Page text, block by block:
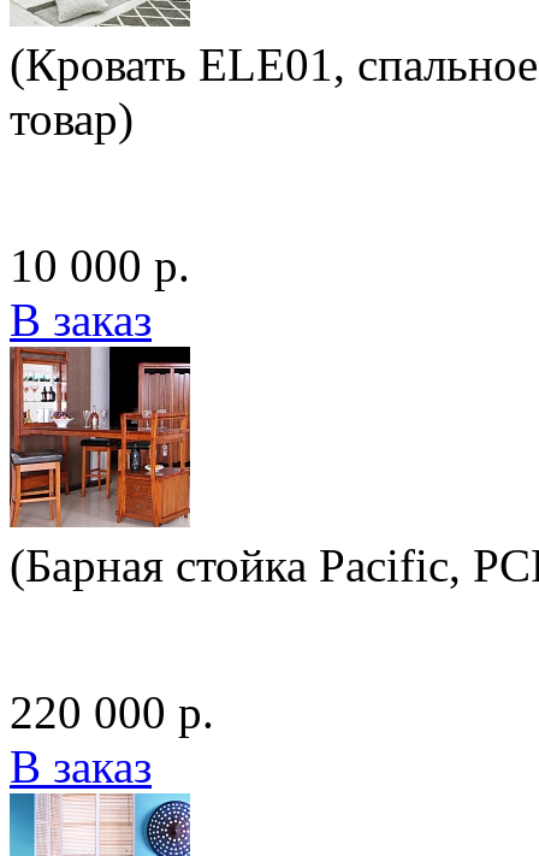
(Кровать ELE01,
товар)
10 000 р.
В заказ
(Барная стойка Pacific,
220 000 р.
В заказ